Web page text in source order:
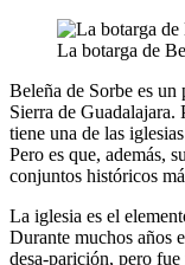
La botarga de
Beleña de Sorbe es
Sierra de
tiene una de las
Pero es que, además,
conjuntos históricos
La iglesia es el
Durante muchos años
desa-parición, pero